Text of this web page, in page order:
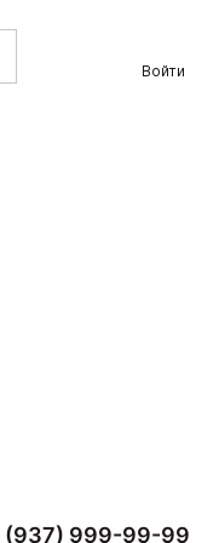
Войти
(937) 999-99-99